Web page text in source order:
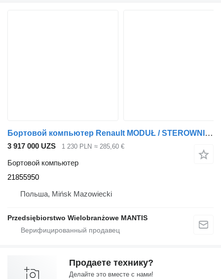
Бортовой компьютер Renault MODUŁ / STEROWNIK / KOMPUTER GAMA T / RANGE T RCIOM 2185 21855950
3 917 000 UZS 1 230 PLN ≈ 285,60 €
Бортовой компьютер
21855950
Польша, Mińsk Mazowiecki
Przedsiębiorstwo Wielobranżowe MANTIS
Продаете технику?
Делайте это вместе с нами!